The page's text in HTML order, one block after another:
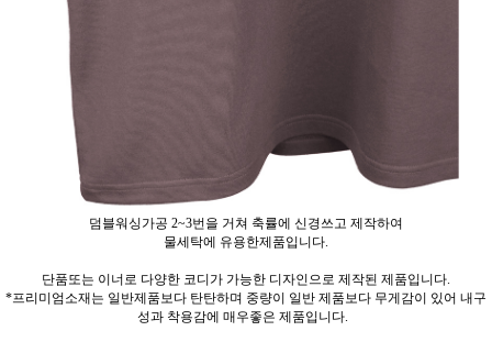
덤블워싱가공 2~3번을 거쳐 축률에 신경쓰고 제작하여
물세탁에 유용한제품입니다.
단품또는 이너로 다양한 코디가 가능한 디자인으로 제작된 제품입니다.
*프리미엄소재는 일반제품보다 탄탄하며 중량이 일반 제품보다 무게감이 있어 내구
성과 착용감에 매우좋은 제품입니다.